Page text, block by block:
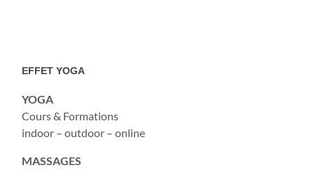
EFFET YOGA
YOGA
Cours & Formations
indoor – outdoor – online
MASSAGES